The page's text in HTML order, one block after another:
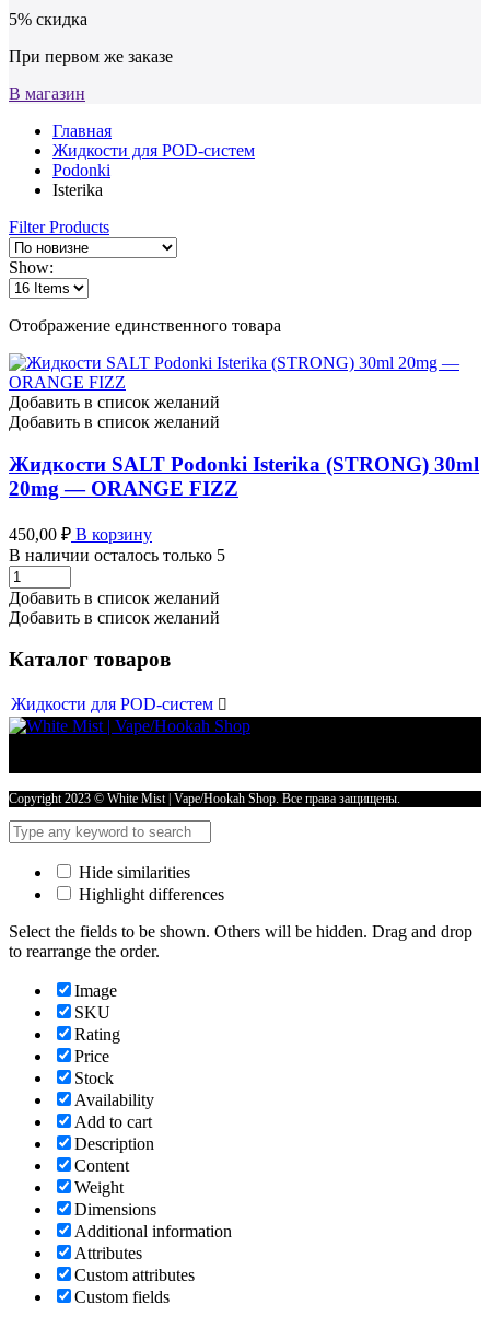
5% скидка
При первом же заказе
В магазин
Главная
Жидкости для POD-систем
Podonki
Isterika
Filter Products
Show:
Отображение единственного товара
Добавить в список желаний
Добавить в список желаний
Жидкости SALT Podonki Isterika (STRONG) 30ml
20mg — ORANGE FIZZ
450,00 ₽ В корзину
В наличии осталось только 5
Жидкости
SALT
Podonki
Isterika
(STRONG)
30ml
-
ORANGE
количество
Добавить в список желаний
Добавить в список желаний
Каталог товаров
Жидкости для POD-систем 
Copyright 2023 © White Mist | Vape/Hookah Shop. Все права защищены.
Hide similarities
Highlight differences
Select the fields to be shown. Others will be hidden. Drag and drop
to rearrange the order.
Image
SKU
Rating
Price
Stock
Availability
Add to cart
Description
Content
Weight
Dimensions
Additional information
Attributes
Custom attributes
Custom fields